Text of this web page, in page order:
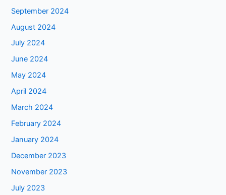
September 2024
August 2024
July 2024
June 2024
May 2024
April 2024
March 2024
February 2024
January 2024
December 2023
November 2023
July 2023